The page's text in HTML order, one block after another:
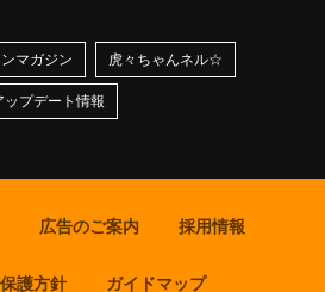
マガジン 虎々ちゃんネル☆
ップデート情報
広告のご案内 採用情報
護方針 ガイドマップ